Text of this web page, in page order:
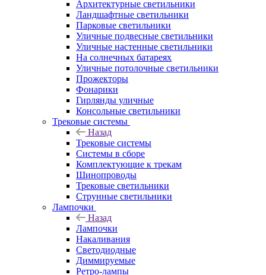
Архитектурные светильники
Ландшафтные светильники
Парковые светильники
Уличные подвесные светильники
Уличные настенные светильники
На солнечных батареях
Уличные потолочные светильники
Прожекторы
Фонарики
Гирлянды уличные
Консольные светильники
Трековые системы
Назад
Трековые системы
Системы в сборе
Комплектующие к трекам
Шинопроводы
Трековые светильники
Струнные светильники
Лампочки
Назад
Лампочки
Накаливания
Светодиодные
Диммируемые
Ретро-лампы